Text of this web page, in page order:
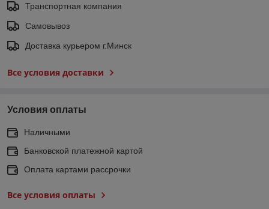
Транспортная компания
Самовывоз
Доставка курьером г.Минск
Все условия доставки
Условия оплаты
Наличными
Банковской платежной картой
Оплата картами рассрочки
Все условия оплаты